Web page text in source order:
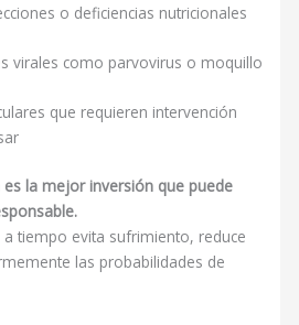
o deficiencias nutricionales
virales como parvovirus o moquillo
que requieren intervención
es la mejor inversión que puede
tiempo evita sufrimiento, reduce
las probabilidades de